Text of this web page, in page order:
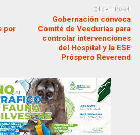
por
Older Post
Gobernación convoca
Comité de Veedurías para
controlar intervenciones
del Hospital y la ESE
Próspero Reverend